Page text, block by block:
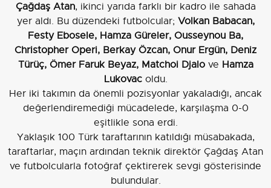
Çağdaş Atan, ikinci yarıda farklı bir kadro ile sahada
yer aldı. Bu düzendeki futbolcular; Volkan Babacan,
Festy Ebosele, Hamza Güreler, Ousseynou Ba,
Christopher Operi, Berkay Özcan, Onur Ergün, Deniz
Türüç, Ömer Faruk Beyaz, Matchoi Djalove Hamza
Lukovacoldu.
Her iki takımın da önemli pozisyonlar yakaladığı, ancak
değerlendiremediği mücadelede, karşılaşma 0-0
eşitlikle sona erdi.
Yaklaşık 100 Türk taraftarının katıldığı müsabakada,
taraftarlar, maçın ardından teknik direktör Çağdaş Atan
ve futbolcularla fotoğraf çektirerek sevgi gösterisinde
bulundular.